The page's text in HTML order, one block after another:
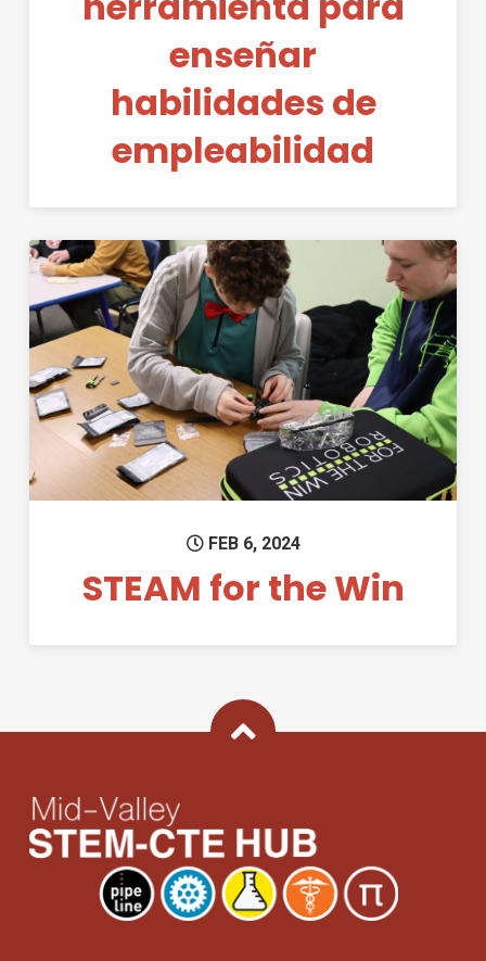
enseñar
habilidades de
empleabilidad
Permanent Link to STEAM for
FEB 6, 2024
STEAM for the Win
Back To Top